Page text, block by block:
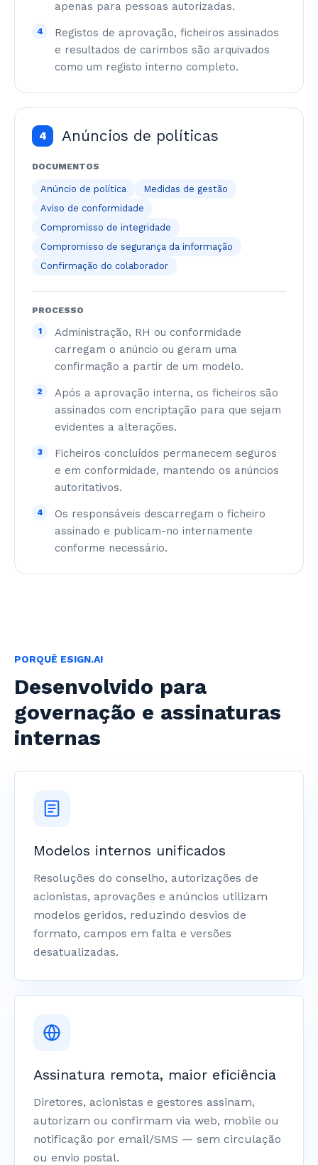
apenas para pessoas autorizadas.
4
Registos de aprovação, ficheiros assinados
e resultados de carimbos são arquivados
como um registo interno completo.
4 Anúncios de políticas
DOCUMENTOS
Anúncio de política
Medidas de gestão
Aviso de conformidade
Compromisso de integridade
Compromisso de segurança da informação
Confirmação do colaborador
PROCESSO
1
Administração, RH ou conformidade
carregam o anúncio ou geram uma
confirmação a partir de um modelo.
2
Após a aprovação interna, os ficheiros são
assinados com encriptação para que sejam
evidentes a alterações.
3
Ficheiros concluídos permanecem seguros
e em conformidade, mantendo os anúncios
autoritativos.
4
Os responsáveis descarregam o ficheiro
assinado e publicam-no internamente
conforme necessário.
PORQUÊ ESIGN.AI
Desenvolvido para
governação e assinaturas
internas
Modelos internos unificados
Resoluções do conselho, autorizações de
acionistas, aprovações e anúncios utilizam
modelos geridos, reduzindo desvios de
formato, campos em falta e versões
desatualizadas.
Assinatura remota, maior eficiência
Diretores, acionistas e gestores assinam,
autorizam ou confirmam via web, mobile ou
notificação por email/SMS — sem circulação
ou envio postal.